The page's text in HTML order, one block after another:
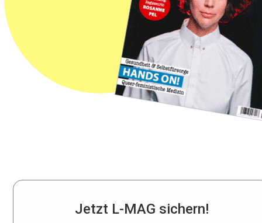
Jetzt L-MAG sichern!